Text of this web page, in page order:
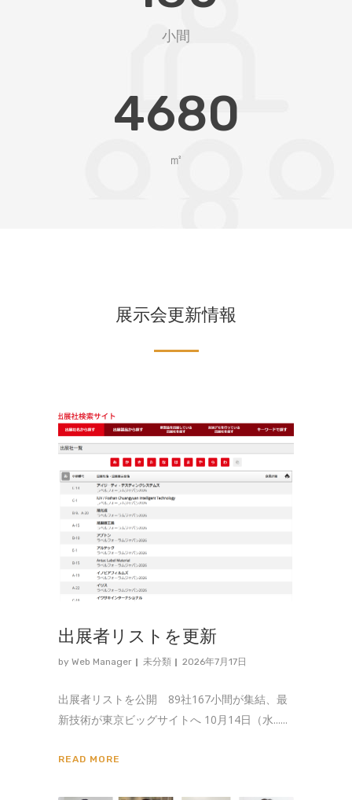
小間
4680
㎡
展示会更新情報
出展者リストを更新
by Web Manager 未分類 2026年7月17日
出展者リストを公開 89社167小間が集結、最
新技術が東京ビッグサイトへ 10月14日（水......
READ MORE